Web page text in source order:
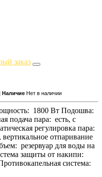
заказ
Наличие Нет в наличии
1800 Вт Подошва:
подача пара: есть, с
регулировка пара:
отпаривание
резервуар для воды на
защиты от накипи:
система: